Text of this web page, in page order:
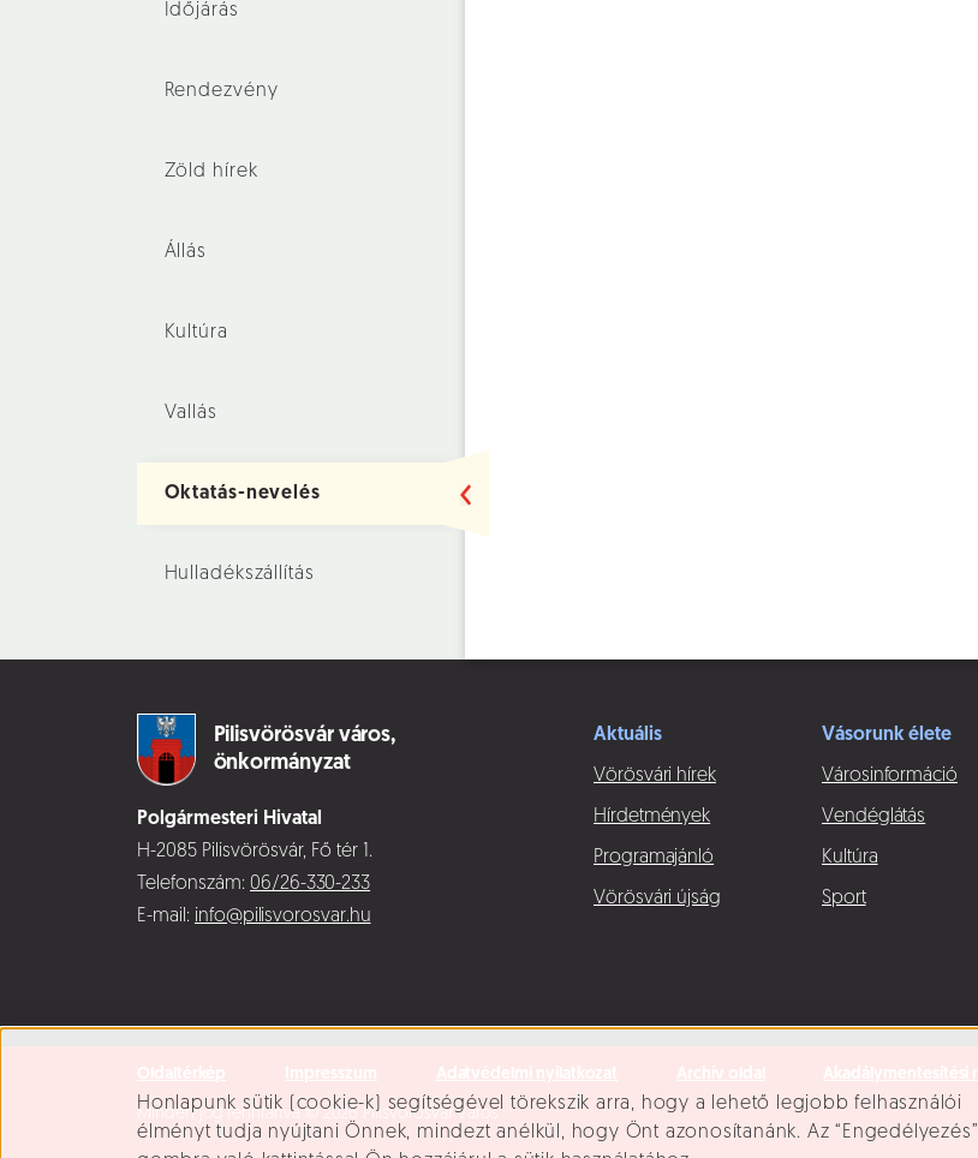
Süti beállítások
Honlapunk sütik (cookie-k) segítségével törekszik arra, hogy a lehető legjobb felhasználói
élményt tudja nyújtani Önnek, mindezt anélkül, hogy Önt azonosítanánk. Az “Engedélyezés”
Időjárás
Rendezvény
Zöld hírek
Állás
Kultúra
Vallás
Oktatás-nevelés
Hulladékszállítás
Pilisvörösvár város,
önkormányzat
Polgármesteri Hivatal
H-2085 Pilisvörösvár, Fő tér 1.
Telefonszám: 06/26-330-233
E-mail: info@pilisvorosvar.hu
Aktuális
Vörösvári hírek
Hírdetmények
Programajánló
Vörösvári újság
Vásorunk élete
Városinformáció
Vendéglátás
Kultúra
Sport
Minden jog fenntartva © 2026 Pilisvörösvár Város